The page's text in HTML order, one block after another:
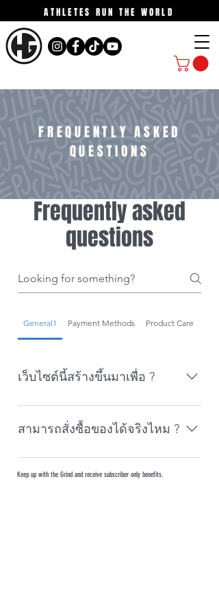
ATHLETES RUN THE WORLD
FREQUENTLY ASKED
QUESTIONS
Frequently asked
questions
General1 Payment Methods Product Care
เว็บไซต์นี้สร้างขึ้นมาเพื่อ ?
ส่งงานวิชาคอมพิวเตอร์
สามารถสั่งซื้อของได้จริงไหม ?
ไม่ได้ครับทำขึ้นมาเพื่อนโชว์เท่านั้น
Keep up with the Grind and receive subscriber only benefits.